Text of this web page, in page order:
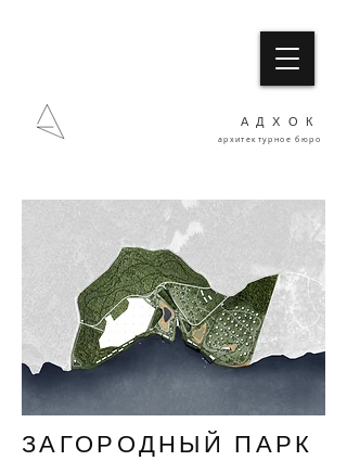
АДХОК
архитектурное бюро
ЗАГОРОДНЫЙ ПАРК